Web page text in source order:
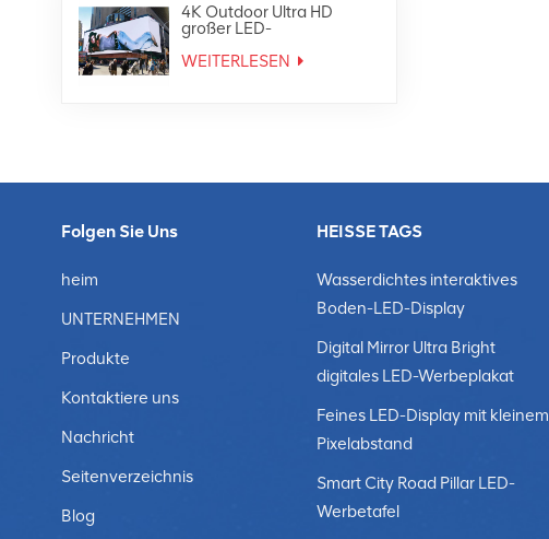
4K Outdoor Ultra HD
großer LED-
Werbebildschirm
WEITERLESEN
Folgen Sie Uns
heim
UNTERNEHMEN
Produkte
Kontaktiere uns
Nachricht
Seitenverzeichnis
Blog
HEISSE TAGS
Wasserdichtes interaktives
Boden-LED-Display
Digital Mirror Ultra Bright
digitales LED-Werbeplakat
Feines LED-Display mit kleinem
Pixelabstand
Smart City Road Pillar LED-
Werbetafel